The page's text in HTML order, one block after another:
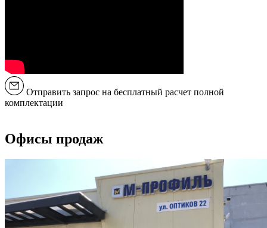
Отправить запрос на бесплатный расчет полной
комплектации
Офисы продаж